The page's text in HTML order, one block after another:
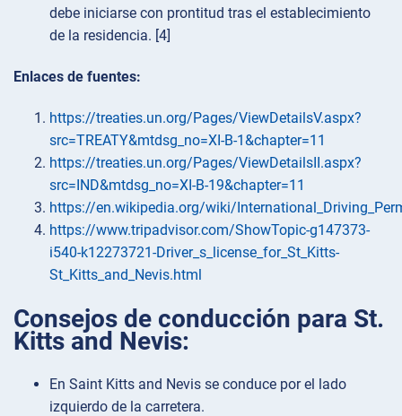
debe iniciarse con prontitud tras el establecimiento
de la residencia. [4]
Enlaces de fuentes:
https://treaties.un.org/Pages/ViewDetailsV.aspx?
src=TREATY&mtdsg_no=XI-B-1&chapter=11
https://treaties.un.org/Pages/ViewDetailsII.aspx?
src=IND&mtdsg_no=XI-B-19&chapter=11
https://en.wikipedia.org/wiki/
https://www.tripadvisor.com/ShowTopic-g147373-
i540-k12273721-Driver_s_license_for_St_Kitts-
St_Kitts_and_Nevis.html
Consejos de conducción para St.
Kitts and Nevis:
En Saint Kitts and Nevis se conduce por el lado
izquierdo de la carretera.